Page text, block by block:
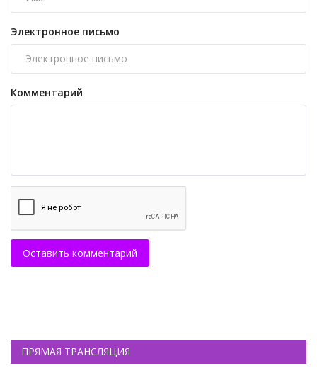
Электронное письмо
Комментарий
Оставить комментарий
ПРЯМАЯ ТРАНСЛЯЦИЯ